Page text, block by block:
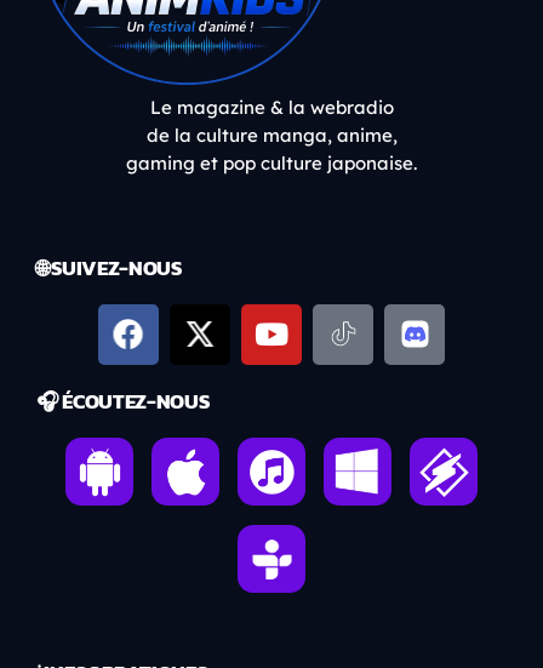
Le magazine & la webradio
de la culture manga, anime,
gaming et pop culture japonaise.
🌐 SUIVEZ-NOUS
🎧 ÉCOUTEZ-NOUS